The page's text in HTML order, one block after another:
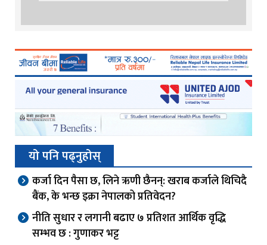
यो पनि पढ्नुहोस्
कर्जा दिन पैसा छ, लिने ऋणी छैनन्: खराब कर्जाले थिचिदै
बैंक, के भन्छ इक्रा नेपालको प्रतिवेदन?
नीति सुधार र लगानी बढाए ७ प्रतिशत आर्थिक वृद्धि
सम्भव छ : गुणाकर भट्ट